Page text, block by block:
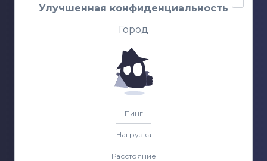
Улучшенная конфиденциальность
Город
Пинг
Нагрузка
Расстояние